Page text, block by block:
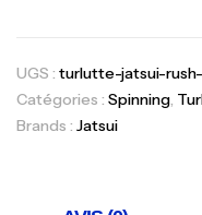
UGS : turlutte-jatsui-
Catégories : Spinning,
Brands : Jatsui